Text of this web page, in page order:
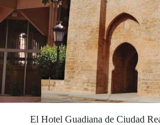
El Hotel Guadiana de Ciudad